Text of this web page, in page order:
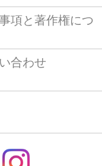
項と著作権につ
合わせ